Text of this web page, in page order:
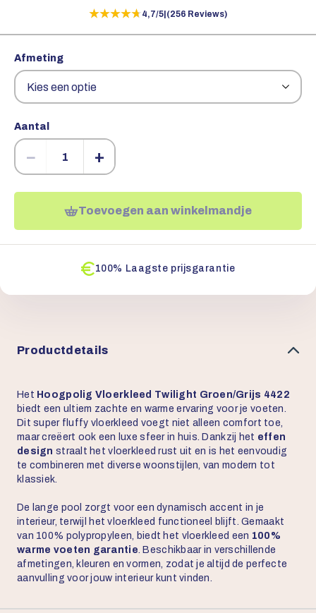
★★★★★
★★★★★4,7/5 (256 Reviews)
Afmeting
Aantal
− +
Toevoegen aan winkelmandje
100% Laagste prijsgarantie
Productdetails
Het Hoogpolig Vloerkleed Twilight Groen/Grijs 4422
biedt een ultiem zachte en warme ervaring voor je voeten.
Dit super fluffy vloerkleed voegt niet alleen comfort toe,
maar creëert ook een luxe sfeer in huis. Dankzij het effen
design straalt het vloerkleed rust uit en is het eenvoudig
te combineren met diverse woonstijlen, van modern tot
klassiek.
De lange pool zorgt voor een dynamisch accent in je
interieur, terwijl het vloerkleed functioneel blijft. Gemaakt
van 100% polypropyleen, biedt het vloerkleed een 100%
warme voeten garantie. Beschikbaar in verschillende
afmetingen, kleuren en vormen, zodat je altijd de perfecte
aanvulling voor jouw interieur kunt vinden.